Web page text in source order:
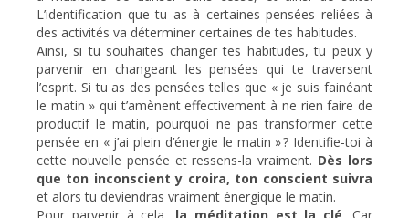
L’identification que tu as à certaines pensées reliées à
des activités va déterminer certaines de tes habitudes.
Ainsi, si tu souhaites changer tes habitudes, tu peux y
parvenir en changeant les pensées qui te traversent
l’esprit. Si tu as des pensées telles que « je suis fainéant
le matin » qui t’amènent effectivement à ne rien faire de
productif le matin, pourquoi ne pas transformer cette
pensée en « j’ai plein d’énergie le matin » ? Identifie-toi à
cette nouvelle pensée et ressens-la vraiment. Dès lors
que ton inconscient y croira, ton conscient suivra
et alors tu deviendras vraiment énergique le matin.